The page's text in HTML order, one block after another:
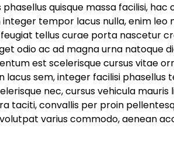
quisque massa facilisi, hac
tempor lacus nulla, enim leo
tellus curae porta nascetur
odio ac ad magna urna natoque
est scelerisque cursus vitae
sem, integer facilisi phasellus
nec, cursus vehicula mauris
taciti, convallis per proin
varius commodo, aenean